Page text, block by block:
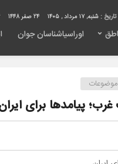
تاریخ : شنبه, ۱۷ مرداد , ۱۴۰۵ 24 صفر 1448
اوراسیاشناسان جوان
موضوعات
پیامدها برای